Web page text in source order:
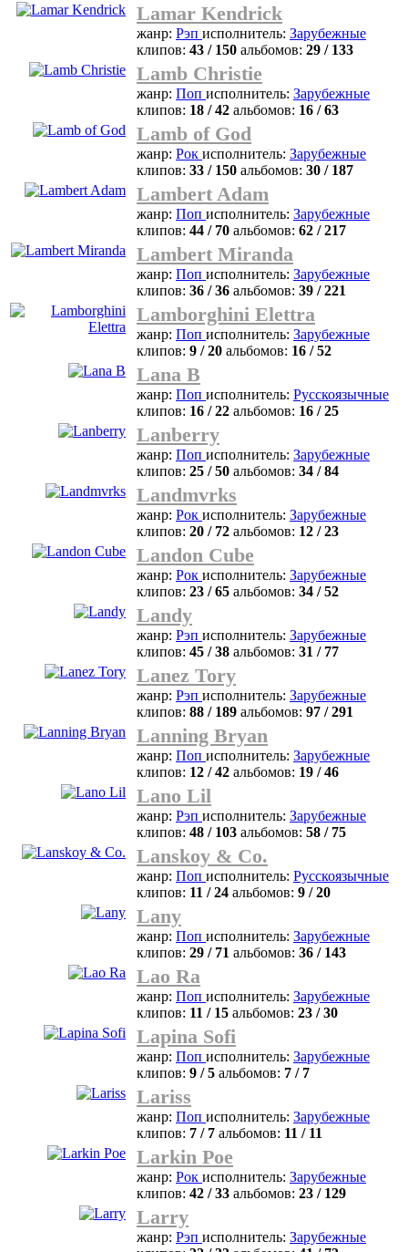
Lamar Kendrick
жанр: Рэп исполнитель: Зарубежные
клипов: 43 / 150 альбомов: 29 / 133
Lamb Christie
жанр: Поп исполнитель: Зарубежные
клипов: 18 / 42 альбомов: 16 / 63
Lamb of God
жанр: Рок исполнитель: Зарубежные
клипов: 33 / 150 альбомов: 30 / 187
Lambert Adam
жанр: Поп исполнитель: Зарубежные
клипов: 44 / 70 альбомов: 62 / 217
Lambert Miranda
жанр: Поп исполнитель: Зарубежные
клипов: 36 / 36 альбомов: 39 / 221
Lamborghini Elettra
жанр: Поп исполнитель: Зарубежные
клипов: 9 / 20 альбомов: 16 / 52
Lana B
жанр: Поп исполнитель: Русскоязычные
клипов: 16 / 22 альбомов: 16 / 25
Lanberry
жанр: Поп исполнитель: Зарубежные
клипов: 25 / 50 альбомов: 34 / 84
Landmvrks
жанр: Рок исполнитель: Зарубежные
клипов: 20 / 72 альбомов: 12 / 23
Landon Cube
жанр: Рок исполнитель: Зарубежные
клипов: 23 / 65 альбомов: 34 / 52
Landy
жанр: Рэп исполнитель: Зарубежные
клипов: 45 / 38 альбомов: 31 / 77
Lanez Tory
жанр: Рэп исполнитель: Зарубежные
клипов: 88 / 189 альбомов: 97 / 291
Lanning Bryan
жанр: Поп исполнитель: Зарубежные
клипов: 12 / 42 альбомов: 19 / 46
Lano Lil
жанр: Рэп исполнитель: Зарубежные
клипов: 48 / 103 альбомов: 58 / 75
Lanskoy & Co.
жанр: Поп исполнитель: Русскоязычные
клипов: 11 / 24 альбомов: 9 / 20
Lany
жанр: Поп исполнитель: Зарубежные
клипов: 29 / 71 альбомов: 36 / 143
Lao Ra
жанр: Поп исполнитель: Зарубежные
клипов: 11 / 15 альбомов: 23 / 30
Lapina Sofi
жанр: Поп исполнитель: Зарубежные
клипов: 9 / 5 альбомов: 7 / 7
Lariss
жанр: Поп исполнитель: Зарубежные
клипов: 7 / 7 альбомов: 11 / 11
Larkin Poe
жанр: Рок исполнитель: Зарубежные
клипов: 42 / 33 альбомов: 23 / 129
Larry
жанр: Рэп исполнитель: Зарубежные